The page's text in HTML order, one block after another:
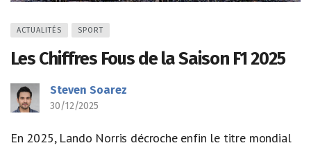
ACTUALITÉS SPORT
Les Chiffres Fous de la Saison F1 2025
Steven Soarez
30/12/2025
En 2025, Lando Norris décroche enfin le titre mondial